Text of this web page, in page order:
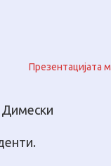
Презентацијата